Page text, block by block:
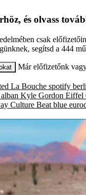
és olvass
csak
segítsd a 444
Már előfizetőnk
La Bouche spotify
Kyle Gordon Eiffel
Culture Beat blue